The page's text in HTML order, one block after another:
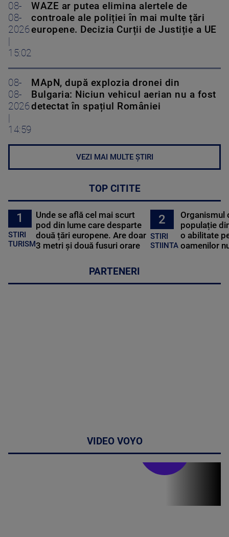
08-
08-
2026
15:02
WAZE ar putea elimina alertele de
controale ale poliției în mai multe țări
europene. Decizia Curții de Justiție a UE
08-
08-
2026
14:59
MApN, după explozia dronei din
Bulgaria: Niciun vehicul aerian nu a fost
detectat în spațiul României
VEZI MAI MULTE ȘTIRI
TOP CITITE
1
STIRI
TURISM
Unde se află cel mai scurt
pod din lume care desparte
două țări europene. Are doar
3 metri și două fusuri orare
2
STIRI
STIINTA
Organismul
populație
o abilitate
oamenilor
PARTENERI
VIDEO VOYO